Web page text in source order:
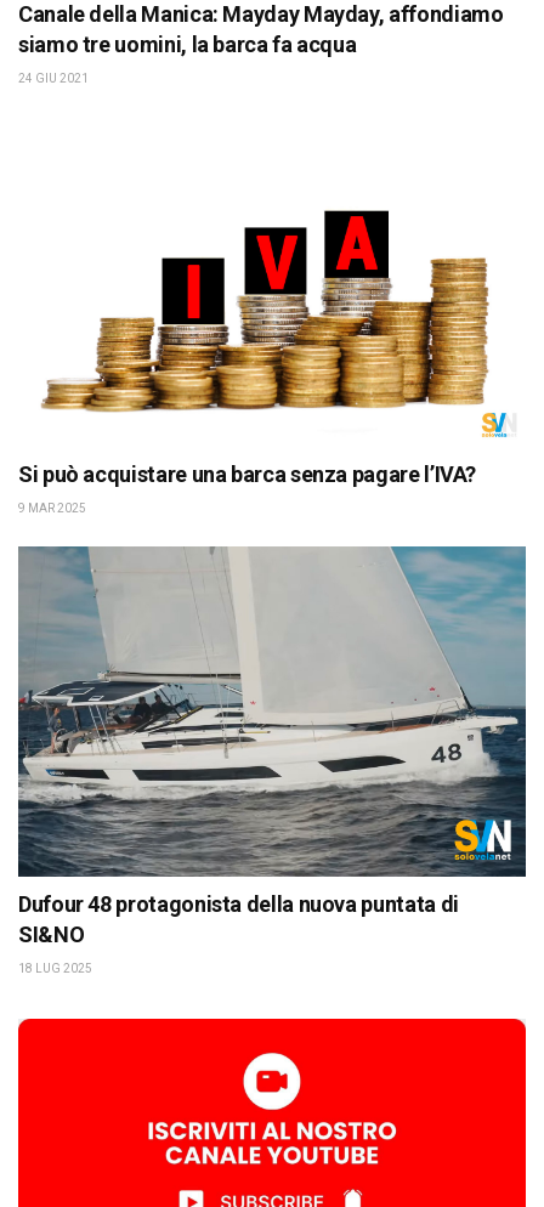
Canale della Manica: Mayday Mayday, affondiamo
siamo tre uomini, la barca fa acqua
24 GIU 2021
Si può acquistare una barca senza pagare l’IVA?
9 MAR 2025
Dufour 48 protagonista della nuova puntata di
SI&NO
18 LUG 2025